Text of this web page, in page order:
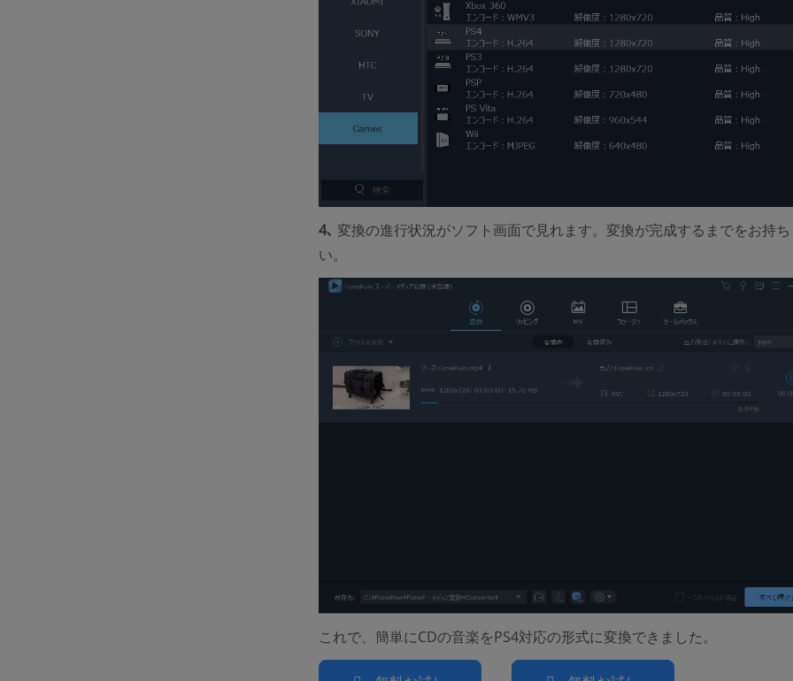
4､ 変換の進行状況がソフト画面で見れます。変換が完成するまでをお持
い。
これで、簡単にCDの音楽をPS4対応の形式に変換できました。